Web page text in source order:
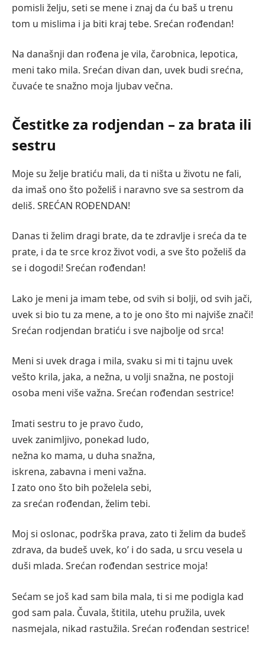
pomisli želju, seti se mene i znaj da ću baš u trenu
tom u mislima i ja biti kraj tebe. Srećan rođendan!
Na današnji dan rođena je vila, čarobnica, lepotica,
meni tako mila. Srećan divan dan, uvek budi srećna,
čuvaće te snažno moja ljubav večna.
Čestitke za rodjendan – za brata ili
sestru
Moje su želje bratiću mali, da ti ništa u životu ne fali,
da imaš ono što poželiš i naravno sve sa sestrom da
deliš. SREĆAN ROĐENDAN!
Danas ti želim dragi brate, da te zdravlje i sreća da te
prate, i da te srce kroz život vodi, a sve što poželiš da
se i dogodi! Srećan rođendan!
Lako je meni ja imam tebe, od svih si bolji, od svih jači,
uvek si bio tu za mene, a to je ono što mi najviše znači!
Srećan rodjendan bratiću i sve najbolje od srca!
Meni si uvek draga i mila, svaku si mi ti tajnu uvek
vešto krila, jaka, a nežna, u volji snažna, ne postoji
osoba meni više važna. Srećan rođendan sestrice!
Imati sestru to je pravo čudo,
uvek zanimljivo, ponekad ludo,
nežna ko mama, u duha snažna,
iskrena, zabavna i meni važna.
I zato ono što bih poželela sebi,
za srećan rođendan, želim tebi.
Moj si oslonac, podrška prava, zato ti želim da budeš
zdrava, da budeš uvek, ko’ i do sada, u srcu vesela u
duši mlada. Srećan rođendan sestrice moja!
Sećam se još kad sam bila mala, ti si me podigla kad
god sam pala. Čuvala, štitila, utehu pružila, uvek
nasmejala, nikad rastužila. Srećan rođendan sestrice!